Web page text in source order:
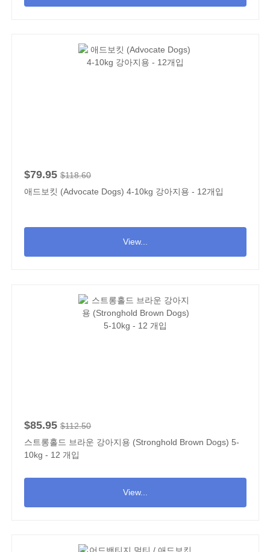
$79.95 $118.60
애드보킷 (Advocate Dogs) 4-10kg 강아지용 - 12개입
View...
$85.95 $112.50
스트롱홀드 브라운 강아지용 (Stronghold Brown Dogs) 5-
10kg - 12 개입
View...